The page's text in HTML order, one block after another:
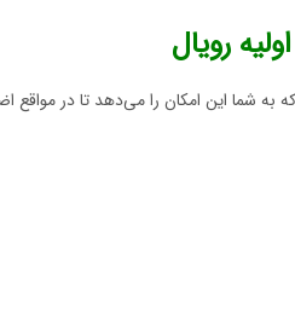
رویال
شما این امکان را می‌دهد تا در مواقع